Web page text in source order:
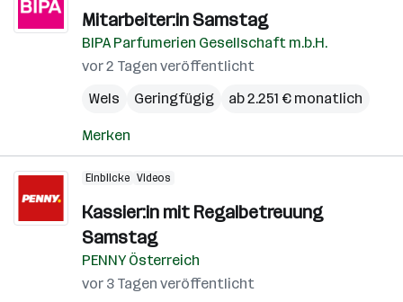
Mitarbeiter:in Samstag
BIPA Parfumerien Gesellschaft m.b.H.
vor 2 Tagen veröffentlicht
Wels
Geringfügig ab 2.251 € monatlich
Merken
Einblicke Videos
Kassier:in mit Regalbetreuung
Samstag
PENNY Österreich
vor 3 Tagen veröffentlicht